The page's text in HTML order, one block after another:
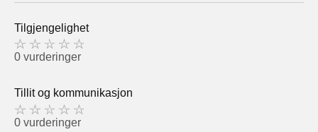
Tilgjengelighet
0 vurderinger
Tillit og kommunikasjon
0 vurderinger